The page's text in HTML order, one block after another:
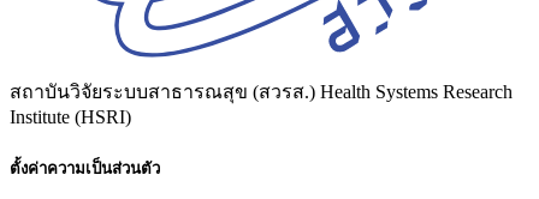
สถาบันวิจัยระบบสาธารณสุข (สวรส.) Health Systems Research
Institute (HSRI)
ตั้งค่าความเป็นส่วนตัว